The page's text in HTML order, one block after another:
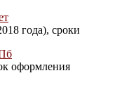
года), сроки
оформления